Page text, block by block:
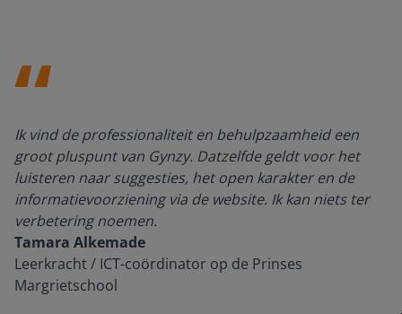
Ik vind de professionaliteit en behulpzaamheid een
groot pluspunt van Gynzy. Datzelfde geldt voor het
luisteren naar suggesties, het open karakter en de
informatievoorziening via de website. Ik kan niets ter
verbetering noemen.
Tamara Alkemade
Leerkracht / ICT-coördinator op de Prinses
Margrietschool